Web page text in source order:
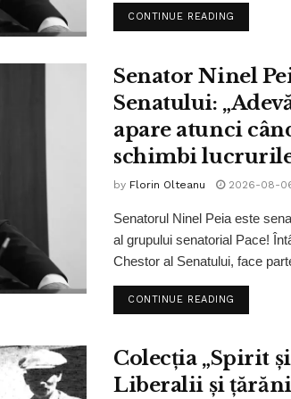
CONTINUE READING
Senator Ninel
Senatului:
apare atunci
schimbi lucrurile
by Florin Olteanu 2026-08-
Senatorul Ninel Peia este
al grupului senatorial Pace!
Chestor al Senatului, face
CONTINUE READING
Colecția „Spirit
Liberalii și